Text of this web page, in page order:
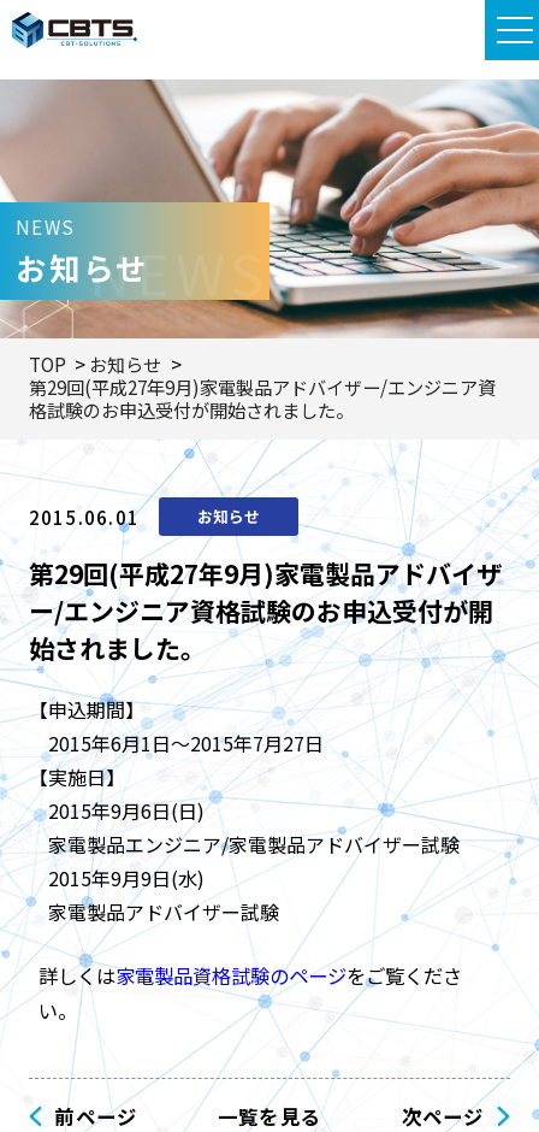
NEWS
お知らせNEWS
TOP
お知らせ
第29回(平成27年9月)家電製品アドバイザー/エンジニア資
格試験のお申込受付が開始されました。
2015.06.01 お知らせ
第29回(平成27年9月)家電製品アドバイザ
ー/エンジニア資格試験のお申込受付が開
始されました。
【申込期間】
2015年6月1日～2015年7月27日
【実施日】
2015年9月6日(日)
家電製品エンジニア/家電製品アドバイザー試験
2015年9月9日(水)
家電製品アドバイザー試験
詳しくは家電製品資格試験のページをご覧くださ
い。
前ページ 一覧を見る 次ページ